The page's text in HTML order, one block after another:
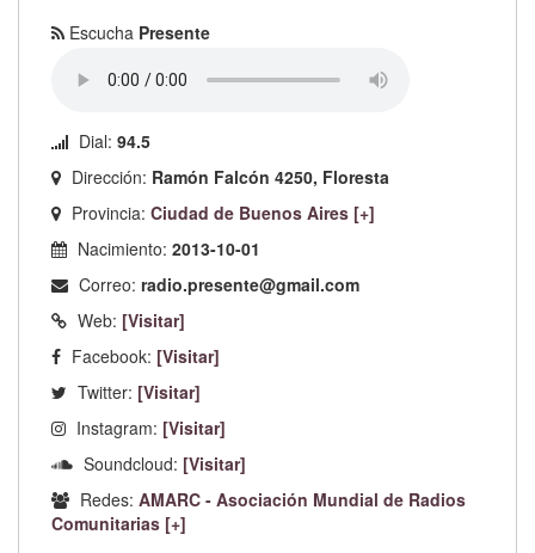
Escucha Presente
Dial: 94.5
Dirección: Ramón Falcón 4250, Floresta
Provincia: Ciudad de Buenos Aires [+]
Nacimiento: 2013-10-01
Correo: radio.presente@gmail.com
Web: [Visitar]
Facebook: [Visitar]
Twitter: [Visitar]
Instagram: [Visitar]
Soundcloud: [Visitar]
Redes: AMARC - Asociación Mundial de Radios
Comunitarias [+]